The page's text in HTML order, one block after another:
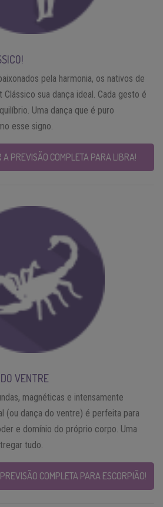
pela harmonia, os nativos de
sua dança ideal. Cada gesto é
Uma dança que é puro
esse signo.
A PREVISÃO COMPLETA PARA LIBRA!
VENTRE
magnéticas e intensamente
(ou dança do ventre) é perfeita para
e domínio do próprio corpo. Uma
tudo.
COMPLETA PARA ESCORPIÃO!